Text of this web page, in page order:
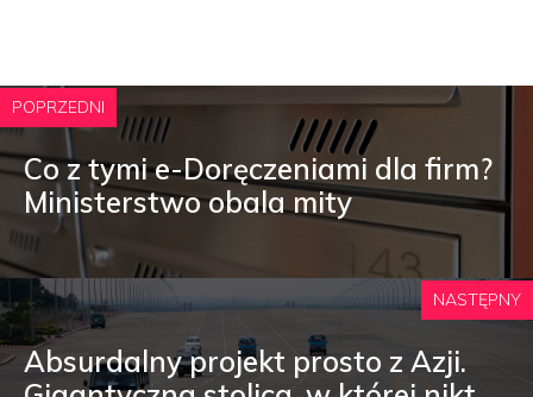
POPRZEDNI
Co z tymi e-Doręczeniami dla firm?
Ministerstwo obala mity
NASTĘPNY
Absurdalny projekt prosto z Azji.